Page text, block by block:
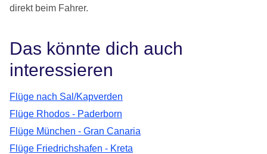
direkt beim Fahrer.
Das könnte dich auch
interessieren
Flüge nach Sal/Kapverden
Flüge Rhodos - Paderborn
Flüge München - Gran Canaria
Flüge Friedrichshafen - Kreta